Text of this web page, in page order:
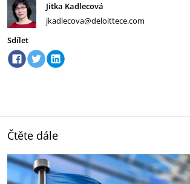
Jitka Kadlecová
jkadlecova@deloittece.com
Sdílet
Čtěte dále